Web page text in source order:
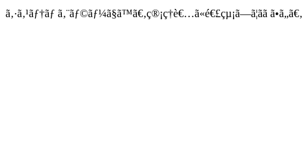
ã‚·ã‚¹ãƒ†ãƒ ã‚¨ãƒ©ãƒ¼ã§ã™ã€‚ç®¡ç†è€…ã«é€£çµ¡ã—ã¦ãã ã•ã„ã€‚